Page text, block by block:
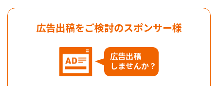
広告出稿をご検討のスポンサー様
広告出稿
しませんか？